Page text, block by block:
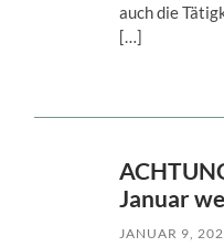
auch die
[…]
Januar
JANUAR 9,